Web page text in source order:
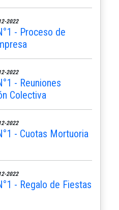
2022
- Proceso de
2022
- Reuniones
Colectiva
2022
- Cuotas Mortuoria
2022
- Regalo de Fiestas